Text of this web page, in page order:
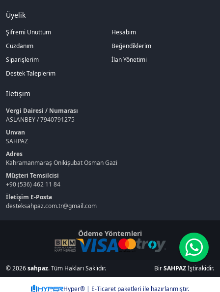
Üyelik
Şifremi Unuttum
Hesabım
Cüzdanım
Beğendiklerim
Siparişlerim
İlan Yönetimi
Destek Taleplerim
İletişim
Vergi Dairesi / Numarası
ASLANBEY / 7940791275
Unvan
SAHPAZ
Adres
Kahramanmaraş Onikişubat Osman Gazi
Müşteri Temsilcisi
+90 (536) 462 11 84
İletişim E-Posta
desteksahpaz.com.tr@gmail.com
Ödeme Yöntemleri
© 2026sahpaz. Tüm Hakları Saklıdır. BirSAHPAZİştirakidir.
Hyper® | E-Ticaret paketleri ile hazırlanmıştır.